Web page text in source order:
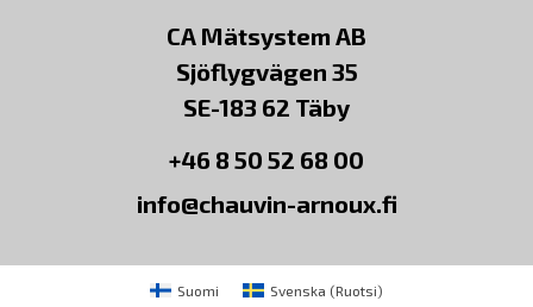
CA Mätsystem AB
Sjöflygvägen 35
SE-183 62 Täby
+46 8 50 52 68 00
info@chauvin-arnoux.fi
Suomi Svenska (Ruotsi)